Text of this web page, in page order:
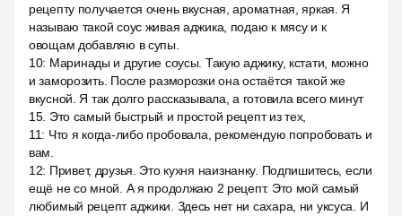
рецепту получается очень вкусная, ароматная, яркая. Я
называю такой соус живая аджика, подаю к мясу и к
овощам добавляю в супы.
10: Маринады и другие соусы. Такую аджику, кстати, можно
и заморозить. После разморозки она остаётся такой же
вкусной. Я так долго рассказывала, а готовила всего минут
15. Это самый быстрый и простой рецепт из тех,
11: Что я когда-либо пробовала, рекомендую попробовать и
вам.
12: Привет, друзья. Это кухня наизнанку. Подпишитесь, если
ещё не со мной. А я продолжаю 2 рецепт. Это мой самый
любимый рецепт аджики. Здесь нет ни сахара, ни уксуса. И